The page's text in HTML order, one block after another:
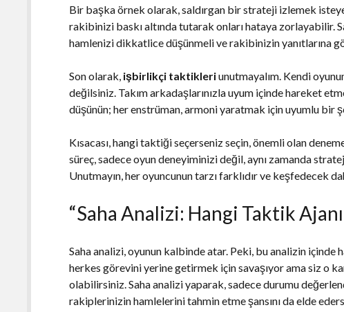
Bir başka örnek olarak, saldırgan bir strateji izlemek
rakibinizi baskı altında tutarak onları hataya zorlayabilir.
hamlenizi dikkatlice düşünmeli ve rakibinizin yanıtlarına
Son olarak, işbirlikçi taktikleriunutmayalım. Kendi
değilsiniz. Takım arkadaşlarınızla uyum içinde hareket
düşünün; her enstrüman, armoni yaratmak için uyumlu bir
Kısacası, hangi taktiği seçerseniz seçin, önemli olan
süreç, sadece oyun deneyiminizi değil, aynı zamanda
Unutmayın, her oyuncunun tarzı farklıdır ve keşfedecek
“Saha Analizi: Hangi Taktik Ajanı
Saha analizi, oyunun kalbinde atar. Peki, bu analizin içinde
herkes görevini yerine getirmek için savaşıyor ama siz o
olabilirsiniz. Saha analizi yaparak, sadece durumu
rakiplerinizin hamlelerini tahmin etme şansını da elde